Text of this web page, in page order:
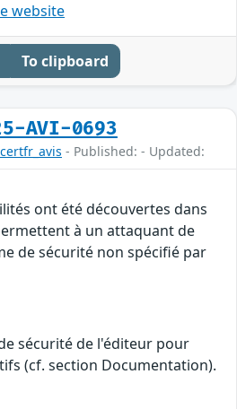
website
To clipboard
AVI-0693
certfr_avis - Published: - Updated:
ont été découvertes dans
à un attaquant de
de sécurité non spécifié par
sécurité de l'éditeur pour
(cf. section Documentation).